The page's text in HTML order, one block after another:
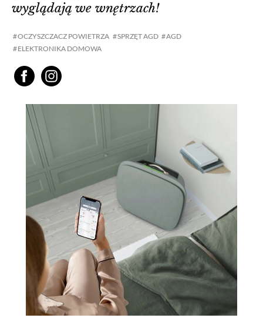
OCZYSZCZACZ POWIETRZA SPRZĘT AGD
AGD
ELEKTRONIKA DOMOWA
wyglądają we wnętrzach!